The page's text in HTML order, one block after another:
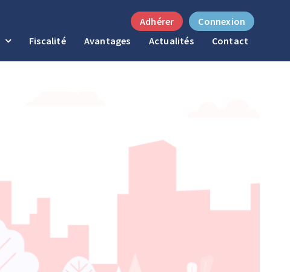
Adhérer
Connexion
Fiscalité Avantages Actualités Contact